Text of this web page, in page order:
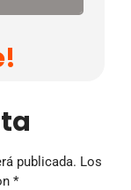
publicada. Los
*